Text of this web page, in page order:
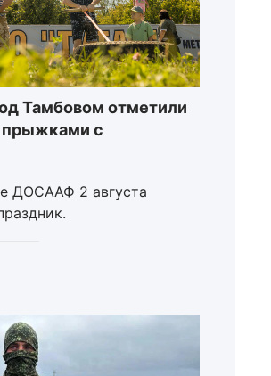
Тамбовом отметили
прыжками с
ДОСААФ 2 августа